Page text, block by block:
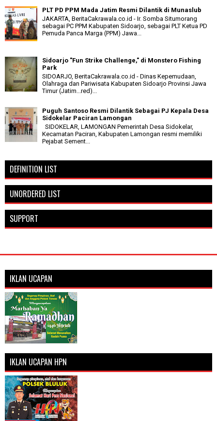
PLT PD PPM Mada Jatim Resmi Dilantik di Munaslub
JAKARTA, BeritaCakrawala.co.id - Ir. Somba Situmorang
sebagai PC PPM Kabupaten Sidoarjo, sebagai PLT Ketua PD
Pemuda Panca Marga (PPM) Jawa...
Sidoarjo "Fun Strike Challenge," di Monstero Fishing
Park
SIDOARJO, BeritaCakrawala.co.id - Dinas Kepemudaan,
Olahraga dan Pariwisata Kabupaten Sidoarjo Provinsi Jawa
Timur (Jatim...red)...
Puguh Santoso Resmi Dilantik Sebagai PJ Kepala Desa
Sidokelar Paciran Lamongan
SIDOKELAR, LAMONGAN Pemerintah Desa Sidokelar,
Kecamatan Paciran, Kabupaten Lamongan resmi memiliki
Pejabat Sement...
DEFINITION LIST
UNORDERED LIST
SUPPORT
IKLAN UCAPAN
IKLAN UCAPAN HPN